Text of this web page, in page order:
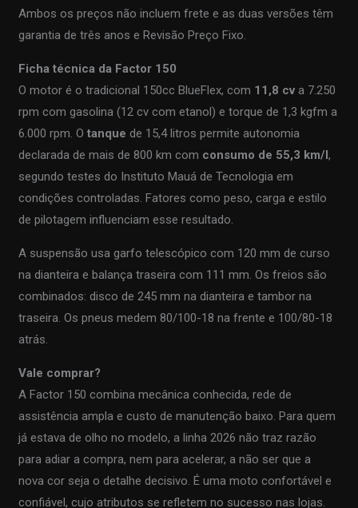
Ambos os preços não incluem frete e as duas versões têm
garantia de três anos e Revisão Preço Fixo.
Ficha técnica da Factor 150
O motor é o tradicional 150cc BlueFlex, com 11,8 cv a 7.250
rpm com gasolina (12 cv com etanol) e torque de 1,3 kgfm a
6.000 rpm. Otanque de 15,4 litros permite autonomia
declarada de mais de 800 km com consumo de 55,3 km/l,
segundo testes do Instituto Mauá de Tecnologia em
condições controladas. Fatores como peso, carga e estilo
de pilotagem influenciam esse resultado.
A suspensão usa garfo telescópico com 120 mm de curso
na dianteira e balança traseira com 111 mm. Os freios são
combinados: disco de 245 mm na dianteira e tambor na
traseira. Os pneus medem 80/100-18 na frente e 100/80-18
atrás.
Vale comprar?
A Factor 150 combina mecânica conhecida, rede de
assistência ampla e custo de manutenção baixo. Para quem
já estava de olho no modelo, a linha 2026 não traz razão
para adiar a compra, nem para acelerar, a não ser que a
nova cor seja o detalhe decisivo. É uma moto confortável e
confiável, cujo atributos se refletem no sucesso nas lojas.